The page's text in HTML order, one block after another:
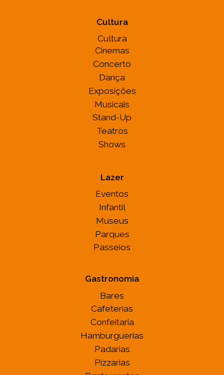
Cultura
Cultura
Cinemas
Concerto
Dança
Exposições
Musicais
Stand-Up
Teatros
Shows
Lazer
Eventos
Infantil
Museus
Parques
Passeios
Gastronomia
Bares
Cafeterias
Confeitaria
Hamburguerias
Padarias
Pizzarias